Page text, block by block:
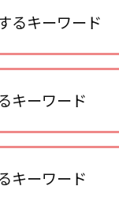
効
期間
期間
るキーワード
ら
でわかる 結婚
やって
キーワード
い
キーワード